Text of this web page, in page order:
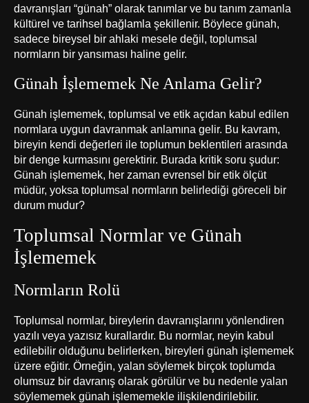
davranışları “günah” olarak tanımlar ve bu tanım zamanla
kültürel ve tarihsel bağlamla şekillenir. Böylece günah,
sadece bireysel bir ahlaki mesele değil, toplumsal
normların bir yansıması haline gelir.
Günah İşlememek Ne Anlama Gelir?
Günah işlememek, toplumsal ve etik açıdan kabul edilen
normlara uygun davranmak anlamına gelir. Bu kavram,
bireyin kendi değerleri ile toplumun beklentileri arasında
bir denge kurmasını gerektirir. Burada kritik soru şudur:
Günah işlememek, her zaman evrensel bir etik ölçüt
müdür, yoksa toplumsal normların belirlediği göreceli bir
durum mudur?
Toplumsal Normlar ve Günah
İşlememek
Normların Rolü
Toplumsal normlar, bireylerin davranışlarını yönlendiren
yazılı veya yazısız kurallardır. Bu normlar, neyin kabul
edilebilir olduğunu belirlerken, bireyleri günah işlememek
üzere eğitir. Örneğin, yalan söylemek birçok toplumda
olumsuz bir davranış olarak görülür ve bu nedenle yalan
söylememek günah işlememekle ilişkilendirilebilir.